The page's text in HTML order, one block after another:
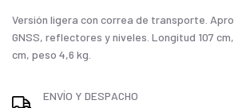
Versión ligera con correa de transporte.
GNSS, reflectores y niveles. Longitud 107
cm, peso 4,6 kg.
ENVÍO Y DESPACHO